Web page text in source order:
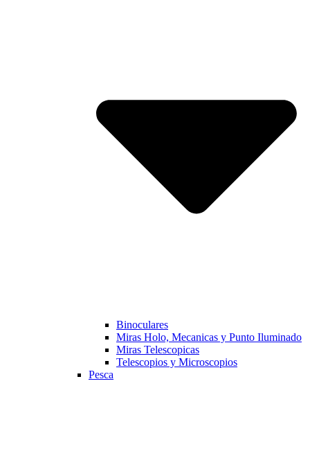
Binoculares
Miras Holo, Mecanicas y Punto Iluminado
Miras Telescopicas
Telescopios y Microscopios
Pesca